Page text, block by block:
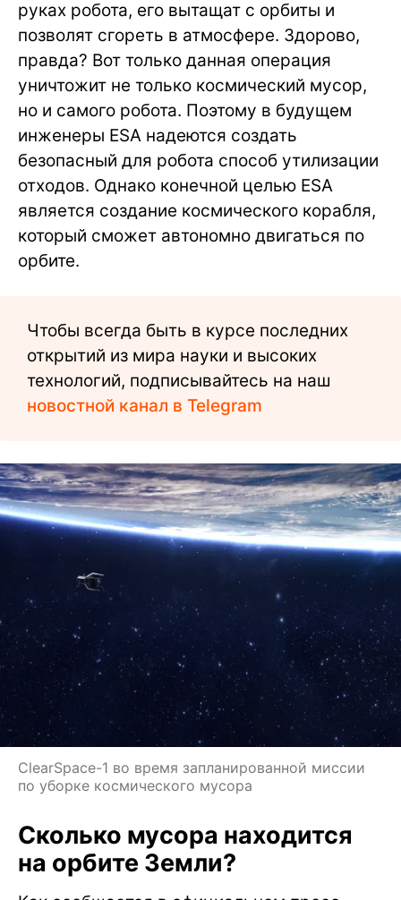
руках робота, его вытащат с орбиты и
позволят сгореть в атмосфере. Здорово,
правда? Вот только данная операция
уничтожит не только космический мусор,
но и самого робота. Поэтому в будущем
инженеры ESA надеются создать
безопасный для робота способ утилизации
отходов. Однако конечной целью ESA
является создание космического корабля,
который сможет автономно двигаться по
орбите.
Чтобы всегда быть в курсе последних
открытий из мира науки и высоких
технологий, подписывайтесь на наш
новостной канал в Telegram
ClearSpace-1 во время запланированной миссии
по уборке космического мусора
Сколько мусора находится
на орбите Земли?